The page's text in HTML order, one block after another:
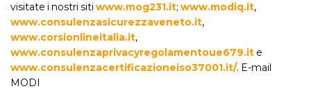
visitate i nostri siti www.mog231.it; www.modiq.it,
www.consulenzasicurezzaveneto.it,
www.corsionlineitalia.it,
www.consulenzaprivacyregolamentoue679.it e
www.consulenzacertificazioneiso37001.it/. E-mail
MODI